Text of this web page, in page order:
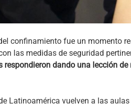
confinamiento fue un momento
las medidas de seguridad
respondieron dando una lección
Latinoamérica vuelven a las